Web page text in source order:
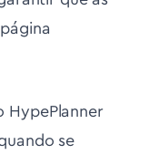
HypePlanner
se